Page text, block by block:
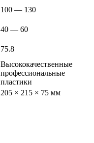
100 — 130
40 — 60
75.8
Высококачественные
профессиональные
пластики
205 × 215 × 75 мм